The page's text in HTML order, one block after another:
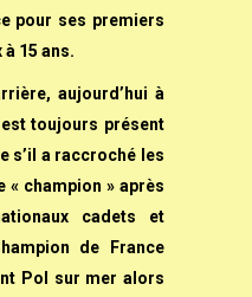
pour ses premiers
15 ans.
aujourd’hui à
est toujours présent
s’il a raccroché les
« champion » après
cadets et
de France
Pol sur mer alors